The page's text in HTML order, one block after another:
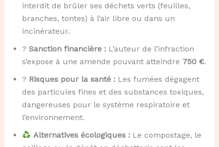
interdit de brûler ses déchets verts (feuilles,
branches, tontes) à l’air libre ou dans un
incinérateur.
? Sanction financière :L’auteur de l’infraction
s’expose à une amende pouvant atteindre 750 €.
? Risques pour la santé :Les fumées dégagent
des particules fines et des substances toxiques,
dangereuses pour le système respiratoire et
l’environnement.
Alternatives écologiques :Le compostage, le